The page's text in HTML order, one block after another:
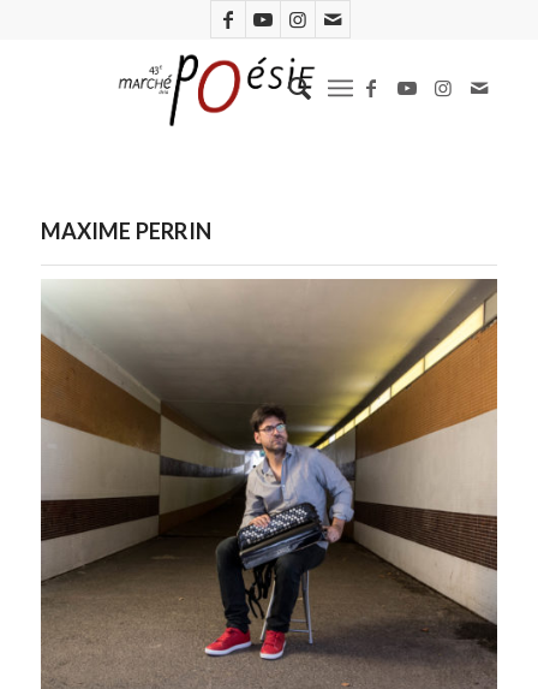
MAXIME PERRIN
Maxime Perrin. Photo Carole B